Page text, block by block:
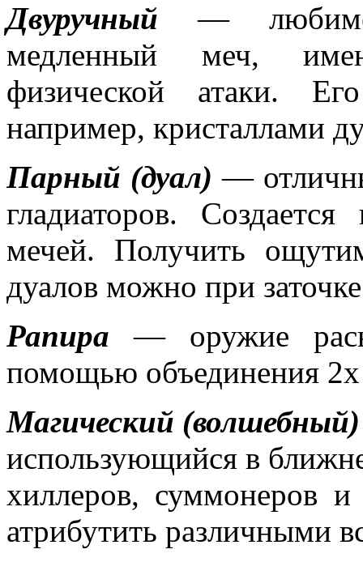
Двуручный — любимец
медленный меч,
физической атаки.
например, кристаллами
Парный (дуал) —
гладиаторов.
мечей. Получить
дуалов можно при
Рапира — оружие
помощью объединения
Магический (волшебный)
использующийся в
хиллеров, суммонеров
атрибутить различными